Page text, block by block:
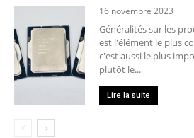
16 novembre 2023
Généralités sur les
est l'élément le plus
c'est aussi le plus
plutôt le...
Lire la suite